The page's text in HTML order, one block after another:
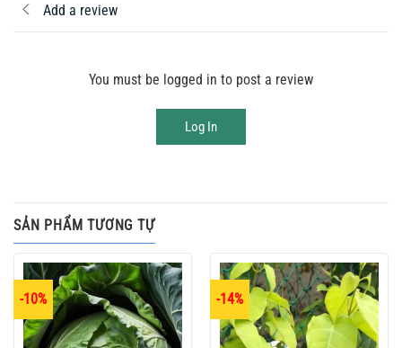
Add a review
You must be logged in to post a review
Log In
SẢN PHẨM TƯƠNG TỰ
-10% -14%